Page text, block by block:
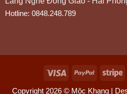
Hotline: 0848.248.789
Copyright 2026 © Mộc Khang |